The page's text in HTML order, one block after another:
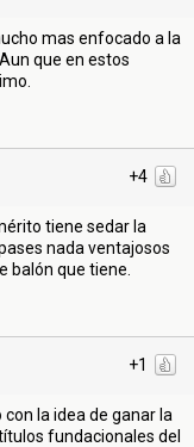
mas enfocado a la
que en estos
+4
tiene sedar la
nada ventajosos
balón que tiene.
+1
la idea de ganar la
fundacionales del